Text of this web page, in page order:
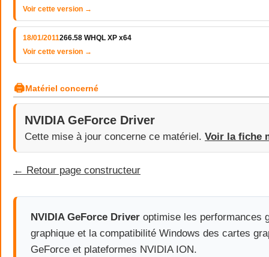
Voir cette version →
18/01/2011266.58 WHQL XP x64
Voir cette version →
🖨Matériel concerné
NVIDIA GeForce Driver
Cette mise à jour concerne ce matériel. Voir la fiche
← Retour page constructeur
NVIDIA GeForce Driver optimise les performances
graphique et la compatibilité Windows des cartes
GeForce et plateformes NVIDIA ION.